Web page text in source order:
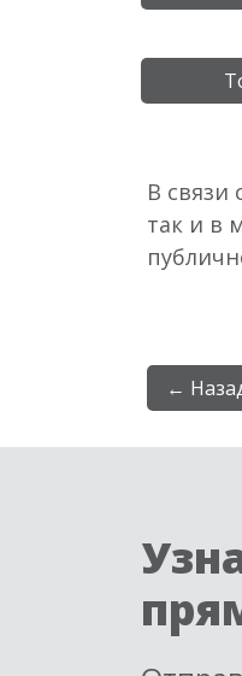
В связи
так и в
←